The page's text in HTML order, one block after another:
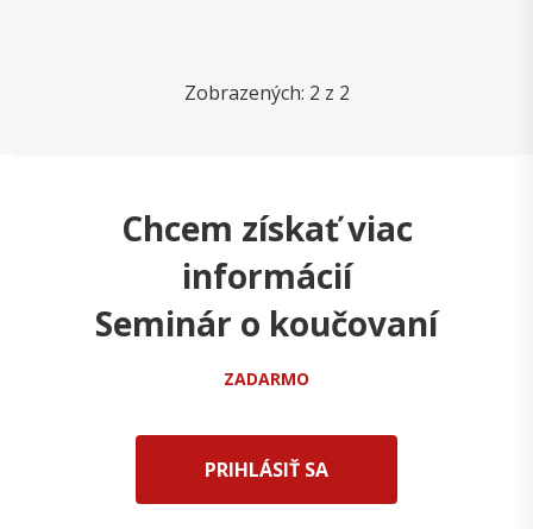
Zobrazených: 2 z 2
Chcem získať viac
informácií
Seminár o koučovaní
ZADARMO
PRIHLÁSIŤ SA